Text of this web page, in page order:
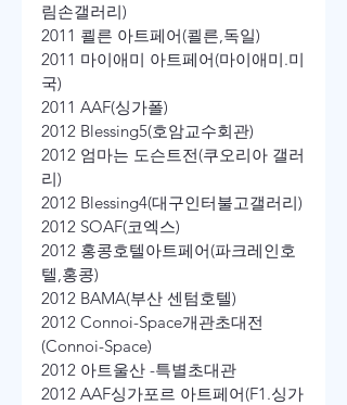
림손갤러리)
2011 쾰른 아트페어(쾰른,독일)
2011 마이애미 아트페어(마이애미.미
국)
2011 AAF(싱가폴)
2012 Blessing5(호암교수회관)
2012 엄마는 도슨트전(쿠오리아 갤러
리)
2012 Blessing4(대구인터불고갤러리)
2012 SOAF(코엑스)
2012 홍콩호텔아트페어(파크레인호
텔,홍콩)
2012 BAMA(부산 센텀호텔)
2012 Connoi-Space개관초대전
(Connoi-Space)
2012 아트울산 -특별초대관
2012 AAF싱가포르 아트페어(F1.싱가